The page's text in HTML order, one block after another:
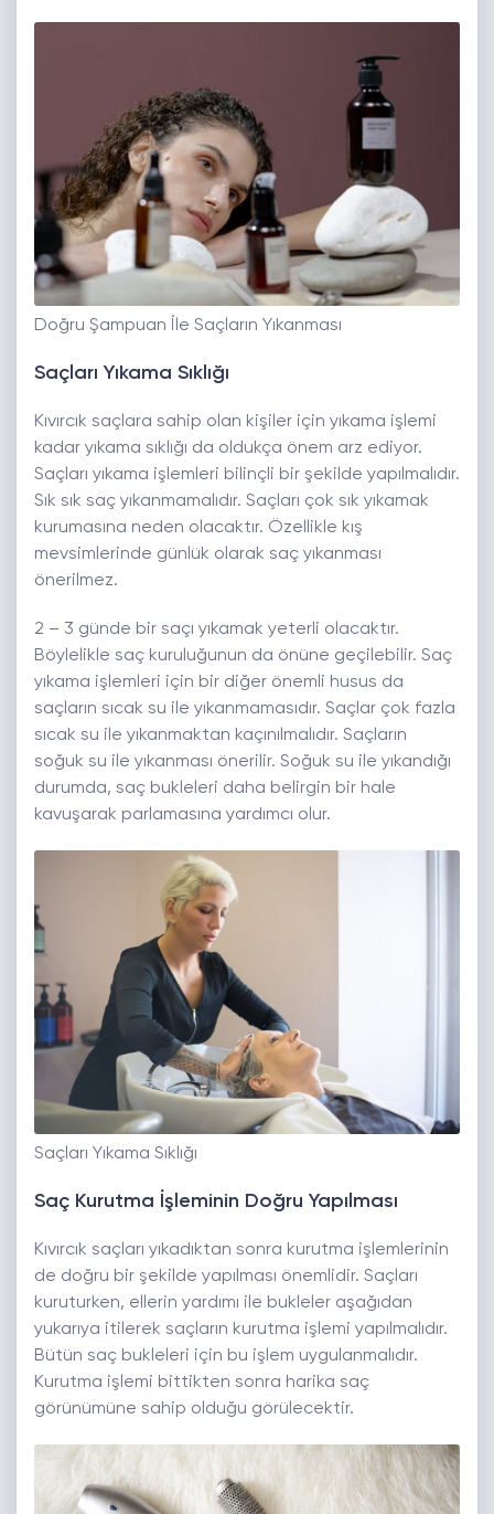
Doğru Şampuan İle Saçların Yıkanması
Saçları Yıkama Sıklığı
Kıvırcık saçlara sahip olan kişiler için yıkama işlemi
kadar yıkama sıklığı da oldukça önem arz ediyor.
Saçları yıkama işlemleri bilinçli bir şekilde yapılmalıdır.
Sık sık saç yıkanmamalıdır. Saçları çok sık yıkamak
kurumasına neden olacaktır. Özellikle kış
mevsimlerinde günlük olarak saç yıkanması
önerilmez.
2 – 3 günde bir saçı yıkamak yeterli olacaktır.
Böylelikle saç kuruluğunun da önüne geçilebilir. Saç
yıkama işlemleri için bir diğer önemli husus da
saçların sıcak su ile yıkanmamasıdır. Saçlar çok fazla
sıcak su ile yıkanmaktan kaçınılmalıdır. Saçların
soğuk su ile yıkanması önerilir. Soğuk su ile yıkandığı
durumda, saç bukleleri daha belirgin bir hale
kavuşarak parlamasına yardımcı olur.
Saçları Yıkama Sıklığı
Saç Kurutma İşleminin Doğru Yapılması
Kıvırcık saçları yıkadıktan sonra kurutma işlemlerinin
de doğru bir şekilde yapılması önemlidir. Saçları
kuruturken, ellerin yardımı ile bukleler aşağıdan
yukarıya itilerek saçların kurutma işlemi yapılmalıdır.
Bütün saç bukleleri için bu işlem uygulanmalıdır.
Kurutma işlemi bittikten sonra harika saç
görünümüne sahip olduğu görülecektir.